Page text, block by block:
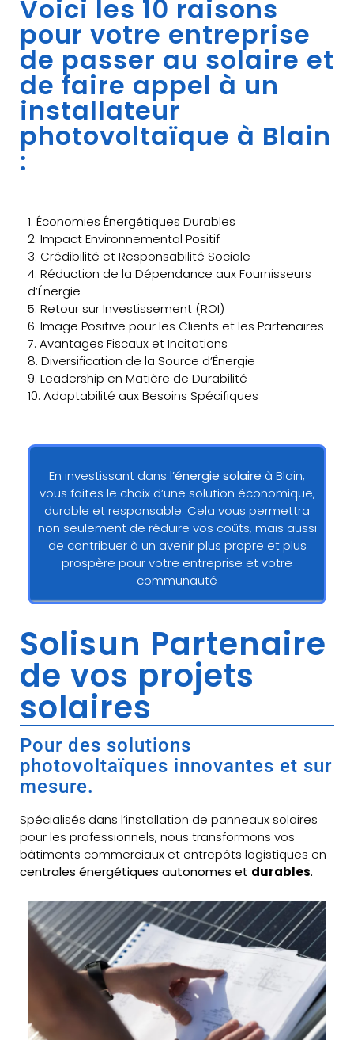
Voici les 10 raisons
pour votre entreprise
de passer au solaire et
de faire appel à un
installateur
photovoltaïque à Blain
:
1. Économies Énergétiques Durables
2. Impact Environnemental Positif
3. Crédibilité et Responsabilité Sociale
4. Réduction de la Dépendance aux Fournisseurs
d’Énergie
5. Retour sur Investissement (ROI)
6. Image Positive pour les Clients et les Partenaires
7. Avantages Fiscaux et Incitations
8. Diversification de la Source d’Énergie
9. Leadership en Matière de Durabilité
10. Adaptabilité aux Besoins Spécifiques
En investissant dans l’énergie solaire à Blain,
vous faites le choix d’une solution économique,
durable et responsable. Cela vous permettra
non seulement de réduire vos coûts, mais aussi
de contribuer à un avenir plus propre et plus
prospère pour votre entreprise et votre
communauté
Solisun Partenaire
de vos projets
solaires
Pour des solutions
photovoltaïques innovantes et sur
mesure.
Spécialisés dans l’installation de panneaux solaires
pour les professionnels, nous transformons vos
bâtiments commerciaux et entrepôts logistiques en
centrales énergétiques autonomes et durables.